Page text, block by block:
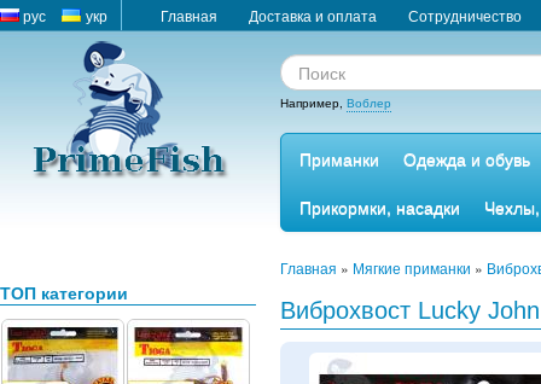
рус укр Главная Доставка и оплата Сотрудничество
Например, Воблер
Приманки
Одежда и обувь
Прикормки, насадки
ТОП категории
Главная » Мягкие приманки »
Виброхвост Lucky